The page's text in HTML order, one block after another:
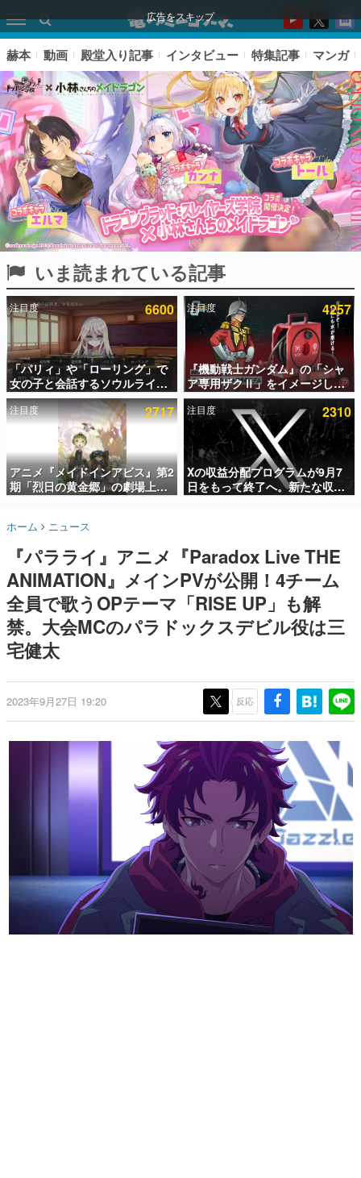
広告をスキップ
ピックアップ
電ファミのいま読まれている記事ランキング
アプリセール情報
インタビュー
連載・特集一覧
殿堂入り記事
SNS拡散数が数千以上！ ページビュー数万以上！ などな
ど。多くの人々に読まれた、電ファミ渾身の“殿堂入り”記
事をまとめました。
名作ゲームクリエイターの方々に製作時のエピソードをお
きます。
赫本
この物語を解いてはいけない。『赫本』は、〈試験問題〉
の形をした短編ホラー小説集です。
ゲーム世代の作家たち
ゲームに多大な影響を受けた作家さんに取材し、ゲームが
画です。
日本モバイルゲーム産業史
日本のモバイルゲーム史における主要なトピック・タイト
ルを網羅するほか、開発者へのインタビューや識者による
解説を掲載。約20年の歴史が一望できる決定版！
若ゲのいたり〜ゲームクリエイターの青春〜
『うつヌケ』『ペンと箸』等で知られるマンガ家・田中圭
一先生によるゲーム業界レポートマンガです。
なんでゲームは面白い？
ゲーム開発者・hamatsu氏がゲームの魅力を画面や操作の
具体的な形から解き明かしていく、硬派で骨太な評論連載
赫本 動画 殿堂入り記事 インタビュー 特集記事 マンガ
いま読まれている記事
注目度 6600
「パリィ」や「ローリング」で
女の子と会話するソウルライク
恋愛ゲーム『小早川さんはソウ
ルライク』無料公開。返事に失
敗すると「YOU DIED」
注目度 4257
『機動戦士ガンダム』の「シャ
ア専用ザクⅡ」をイメージした
散水ホースリールが予約開始。
本体にはシャアのパーソナルマ
ークやジオン公国軍のエンブレ
ム、型式番号などを配置
注目度 2717
アニメ『メイドインアビス』第2
期「烈日の黄金郷」の劇場上映
が決定！レグ役・伊瀬茉莉也さ
注目度 2310
Xの収益分配プログラムが9月7
日をもって終了へ。新たな収益
化制度「Original Content
ホーム ニュース
『パラライ』アニメ『Paradox Live THE
ANIMATION』メインPVが公開！4チーム
全員で歌うOPテーマ「RISE UP」も解
禁。大会MCのパラドックスデビル役は三
宅健太
2023年9月27日 19:20 反応